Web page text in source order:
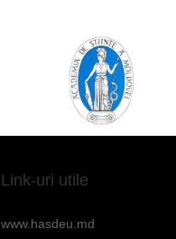
Link-uri utile
www.hasdeu.md